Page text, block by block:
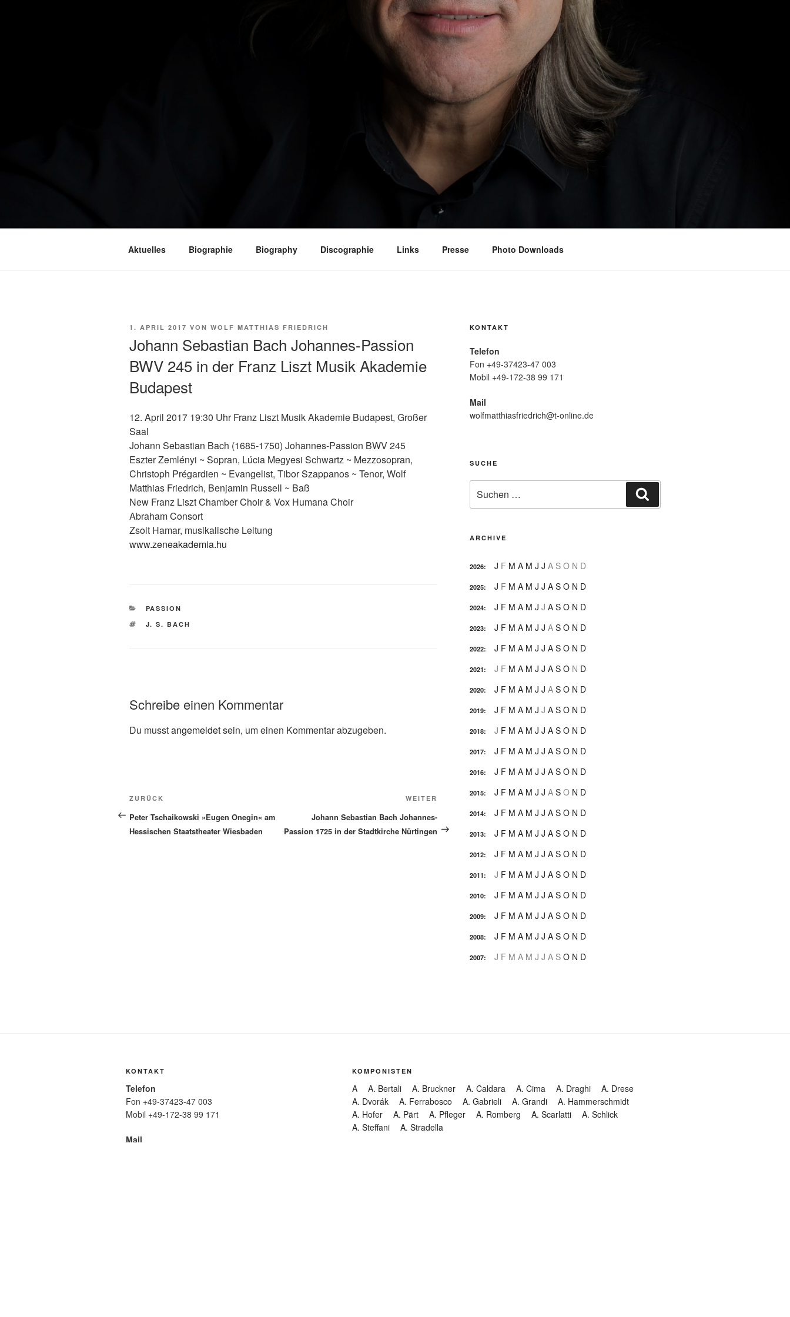
Aktuelles Biographie Biography Discographie Links Presse Photo Downloads
VERÖFFENTLICHT
1. APRIL 2017 VON WOLF MATTHIAS FRIEDRICH
Johann Sebastian Bach Johannes-Passion
BWV 245 in der Franz Liszt Musik Akademie
Budapest
12. April 2017 19:30 Uhr Franz Liszt Musik Akademie Budapest, Großer
Saal
Johann Sebastian Bach (1685-1750) Johannes-Passion BWV 245
Eszter Zemlényi ~ Sopran, Lúcia Megyesi Schwartz ~ Mezzosopran,
Christoph Prégardien ~ Evangelist, Tibor Szappanos ~ Tenor, Wolf
Matthias Friedrich, Benjamin Russell ~ Baß
New Franz Liszt Chamber Choir & Vox Humana Choir
Abraham Consort
Zsolt Hamar, musikalische Leitung
www.zeneakademia.hu
KATEGORIEN
PASSION
SCHLAGWÖRTER
J. S. BACH
Schreibe einen Kommentar
Du musstangemeldetsein, um einen Kommentar abzugeben.
Beitragsnavigation
Vorheriger
Beitrag
ZURÜCK
Peter Tschaikowski »Eugen Onegin« am
Hessischen Staatstheater Wiesbaden
Nächster
WEITER
Johann Sebastian Bach Johannes-
Passion 1725 in der Stadtkirche Nürtingen
KONTAKT
Telefon
Fon +49-37423-47 003
Mobil +49-172-38 99 171
Mail
wolfmatthiasfriedrich@t-online.de
SUCHE
nach:
ARCHIVE
2026: J F M A M J J A S O N D
2025: J F M A M J J A S O N D
2024: J F M A M J J A S O N D
2023: J F M A M J J A S O N D
2022: J F M A M J J A S O N D
2021: J F M A M J J A S O N D
2020: J F M A M J J A S O N D
2019: J F M A M J J A S O N D
2018: J F M A M J J A S O N D
2017: J F M A M J J A S O N D
2016: J F M A M J J A S O N D
2015: J F M A M J J A S O N D
2014: J F M A M J J A S O N D
2013: J F M A M J J A S O N D
2012: J F M A M J J A S O N D
2011: J F M A M J J A S O N D
2010: J F M A M J J A S O N D
2009: J F M A M J J A S O N D
2008: J F M A M J J A S O N D
2007: J F M A M J J A S O N D
KONTAKT
Telefon
Fon +49-37423-47 003
Mobil +49-172-38 99 171
Mail
KOMPONISTEN
A A. Bertali A. Bruckner A. Caldara A. Cima A. Draghi
A. Drese
A. Dvorák
A. Ferrabosco A. Gabrieli A. Grandi
A. Hammerschmidt
A. Hofer
A. Pärt A. Pfleger A. Romberg A. Scarlatti
A. Schlick
A. Steffani
A. Stradella